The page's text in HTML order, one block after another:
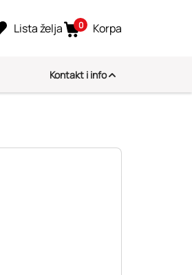
Lista želja 0 Korpa
Kontakt i info